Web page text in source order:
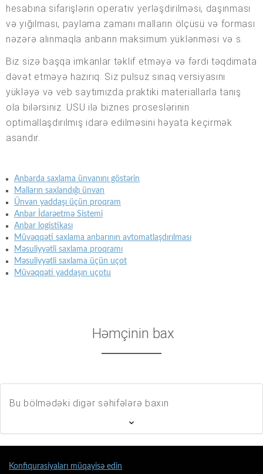
hesabına sifarişlərin operativ yerləşdirilməsi, daşınması
və yığılması, paylama zamanı malların ölçüsü və forması
nəzərə alınmaqla anbarın maksimum yüklənməsi və s.
Biz sizə başqa imkanlar təklif etməyə və fərdi təqdimata
dəvət etməyə hazırıq. Siz pulsuz sınaq versiyasını
yükləyə və veb saytımızda praktiki materiallarla tanış
ola bilərsiniz. USU ilə biznes proseslərinin
optimallaşdırılmış idarə edilməsini həyata keçirmək
asandır.
Anbarda saxlama ünvanını göstərin
Malların saxlandığı ünvan
Ünvan yaddaşı üçün proqram
Anbar İdarəetmə Sistemi
Anbar logistikası
Müvəqqəti saxlama anbarının avtomatlaşdırılması
Məsuliyyətli saxlama proqramı
Məsuliyyətli saxlama üçün uçot
Müvəqqəti yaddaşın uçotu
Həmçinin bax
Bu bölmədəki digər səhifələrə baxın
Konfiqurasiyaları müqayisə edin